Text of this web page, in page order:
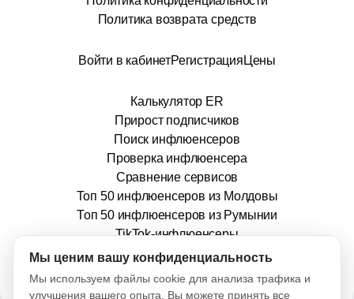
Политика возврата средств
Войти в кабинетРегистрация Цены
Калькулятор ER
Прирост подписчиков
Поиск инфлюенсеров
Проверка инфлюенсера
Сравнение сервисов
Топ 50 инфлюенсеров из Молдовы
Топ 50 инфлюенсеров из Румынии
TikTok-инфлюенсеры
info@stars.md
Мы ценим вашу конфиденциальность
Мы используем файлы cookie для анализа трафика и
улучшения вашего опыта. Вы можете принять все